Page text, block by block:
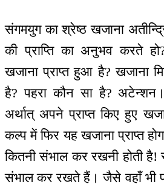
संगमयुग का श्रेष्ठ खजाना
की प्राप्ति का अनुभव करते
खजाना प्राप्त हुआ है? खजाना
है? पहरा कौन सा है?
अर्थात् अपने प्राप्त किए हुए
कल्प में फिर यह खजाना प्राप्त
कितनी संभाल कर रखनी होती है!
संभाल कर रखते हैं। जैसे वहाँ भी